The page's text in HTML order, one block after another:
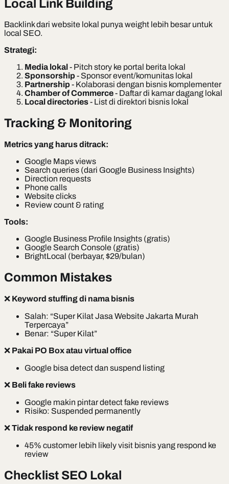
Local Link Building
Backlink dari website lokal punya weight lebih besar untuk
local SEO.
Strategi:
Media lokal - Pitch story ke portal berita lokal
Sponsorship - Sponsor event/komunitas lokal
Partnership - Kolaborasi dengan bisnis komplementer
Chamber of Commerce- Daftar di kamar dagang lokal
Local directories- List di direktori bisnis lokal
Tracking & Monitoring
Metrics yang harus ditrack:
Google Maps views
Search queries (dari Google Business Insights)
Direction requests
Phone calls
Website clicks
Review count & rating
Tools:
Google Business Profile Insights (gratis)
Google Search Console (gratis)
BrightLocal (berbayar, $29/bulan)
Common Mistakes
❌ Keyword stuffing di nama bisnis
Salah: “Super Kilat Jasa Website Jakarta Murah
Terpercaya”
Benar: “Super Kilat”
❌ Pakai PO Box atau virtual office
Google bisa detect dan suspend listing
❌ Beli fake reviews
Google makin pintar detect fake reviews
Risiko: Suspended permanently
❌Tidak respond ke review negatif
45% customer lebih likely visit bisnis yang respond ke
review
Checklist SEO Lokal